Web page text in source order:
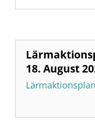
18. August
Lärmaktionsplan